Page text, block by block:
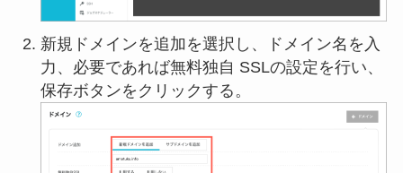
新規ドメインを追加を選択し、ドメイン名を入
力、必要であれば無料独自 SSLの設定を行い、
保存ボタンをクリックする。